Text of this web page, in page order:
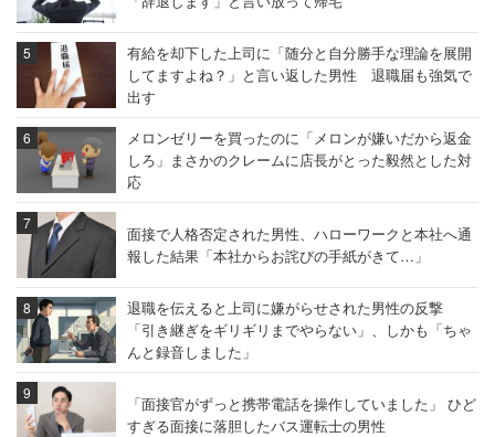
有給を却下した上司に「随分と自分勝手な理論を展開
してますよね？」と言い返した男性 退職届も強気で
出す
メロンゼリーを買ったのに「メロンが嫌いだから返金
しろ」まさかのクレームに店長がとった毅然とした対
応
面接で人格否定された男性、ハローワークと本社へ通
報した結果「本社からお詫びの手紙がきて…」
退職を伝えると上司に嫌がらせされた男性の反撃
「引き継ぎをギリギリまでやらない」、しかも「ちゃ
んと録音しました」
「面接官がずっと携帯電話を操作していました」 ひど
すぎる面接に落胆したバス運転士の男性